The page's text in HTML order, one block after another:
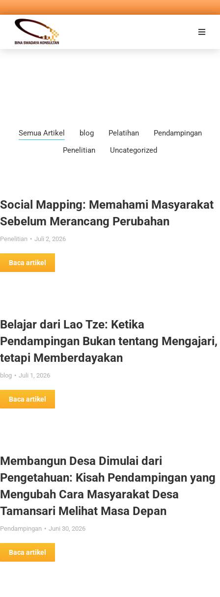
Semua Artikel blog Pelatihan
Pendampingan
Penelitian
Uncategorized
Social Mapping: Memahami Masyarakat
Sebelum Merancang Perubahan
Penelitian Juli 2, 2026
Baca artikel
Belajar dari Lao Tze: Ketika
Pendampingan Bukan tentang Mengajari,
tetapi Memberdayakan
blog Juli 1, 2026
Baca artikel
Membangun Desa Dimulai dari
Pengetahuan: Kisah Pendampingan yang
Mengubah Cara Masyarakat Desa
Tamansari Melihat Masa Depan
Pendampingan Juni 30, 2026
Baca artikel